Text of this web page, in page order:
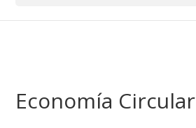
Economía Circular